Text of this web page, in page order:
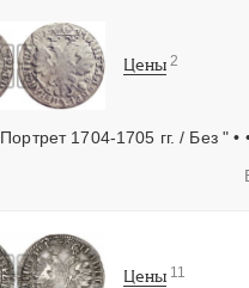
Портрет 1704-1705 гг. / Без " •
Цены 2
Цены 11